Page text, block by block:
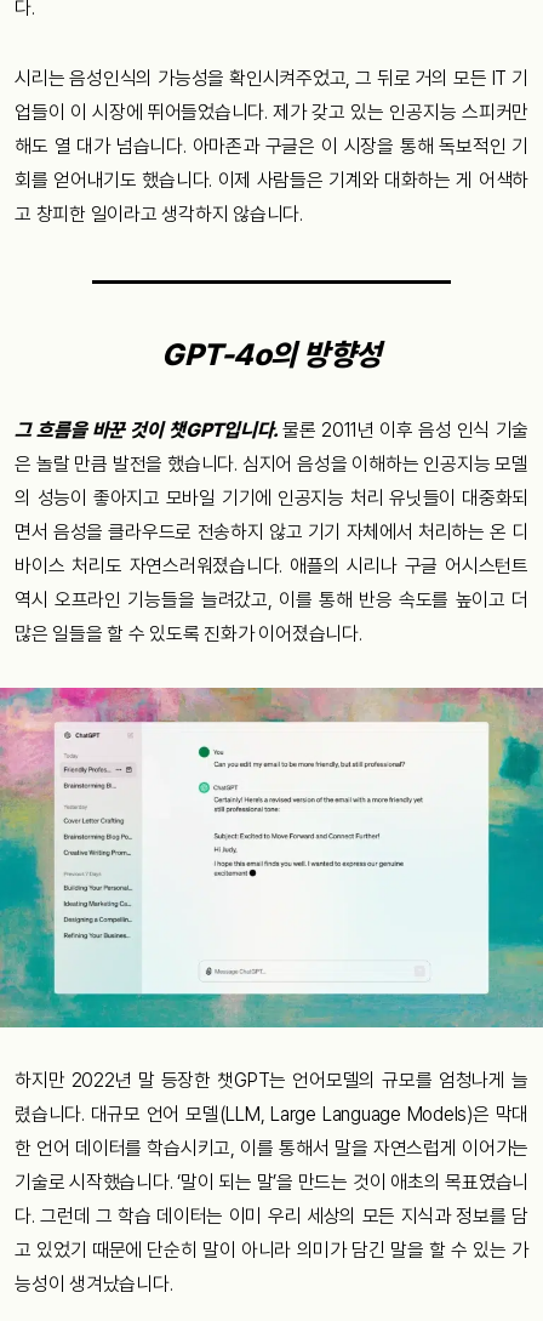
다.
시리는 음성인식의 가능성을 확인시켜주었고, 그 뒤로 거의 모든 IT 기
업들이 이 시장에 뛰어들었습니다. 제가 갖고 있는 인공지능 스피커만
해도 열 대가 넘습니다. 아마존과 구글은 이 시장을 통해 독보적인 기
회를 얻어내기도 했습니다. 이제 사람들은 기계와 대화하는 게 어색하
고 창피한 일이라고 생각하지 않습니다.
GPT-4o의 방향성
그 흐름을 바꾼 것이 챗GPT입니다.물론 2011년 이후 음성 인식 기술
은 놀랄 만큼 발전을 했습니다. 심지어 음성을 이해하는 인공지능 모델
의 성능이 좋아지고 모바일 기기에 인공지능 처리 유닛들이 대중화되
면서 음성을 클라우드로 전송하지 않고 기기 자체에서 처리하는 온 디
바이스 처리도 자연스러워졌습니다. 애플의 시리나 구글 어시스턴트
역시 오프라인 기능들을 늘려갔고, 이를 통해 반응 속도를 높이고 더
많은 일들을 할 수 있도록 진화가 이어졌습니다.
하지만 2022년 말 등장한 챗GPT는 언어모델의 규모를 엄청나게 늘
렸습니다. 대규모 언어 모델(LLM, Large Language Models)은 막대
한 언어 데이터를 학습시키고, 이를 통해서 말을 자연스럽게 이어가는
기술로 시작했습니다. ‘말이 되는 말’을 만드는 것이 애초의 목표였습니
다. 그런데 그 학습 데이터는 이미 우리 세상의 모든 지식과 정보를 담
고 있었기 때문에 단순히 말이 아니라 의미가 담긴 말을 할 수 있는 가
능성이 생겨났습니다.